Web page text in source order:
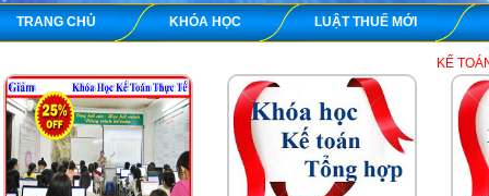
TRANG CHỦ KHÓA HỌC LUẬT THUẾ MỚI
KẾ TOÁN THIÊN